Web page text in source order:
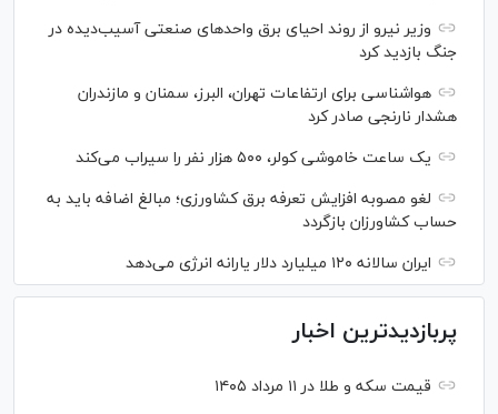
وزیر نیرو از روند احیای برق واحدهای صنعتی آسیب‌دیده در
جنگ بازدید کرد
هواشناسی برای ارتفاعات تهران، البرز، سمنان و مازندران
هشدار نارنجی صادر کرد
یک ساعت خاموشی کولر، ۵۰۰ هزار نفر را سیراب می‌کند
لغو مصوبه افزایش تعرفه برق کشاورزی؛ مبالغ اضافه باید به
حساب کشاورزان بازگردد
ایران سالانه ۱۲۰ میلیارد دلار یارانه انرژی می‌دهد
پربازدیدترین اخبار
قیمت سکه و طلا در ۱۱ مرداد ۱۴۰۵